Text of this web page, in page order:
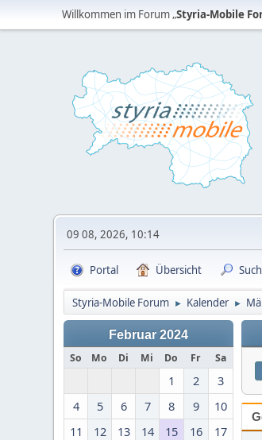
Willkommen im Forum „Styria-Mobile
09 08, 2026, 10:14
Portal Übersicht
Styria-Mobile Forum ► Kalender ►
Februar 2024
So Mo Di Mi Do Fr Sa
1 2
3
4
5 6 7 8 9
10
11
12 13 14 15 16
17